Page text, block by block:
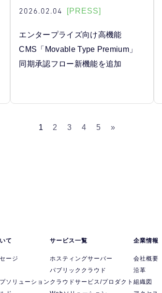
2026.02.04 [PRESS]
エンタープライズ向け高機能
CMS「Movable Type Premium」
同期承認フロー新機能を追加
1 2 3 4 5 »
て
ージ
ソリューション
サービス一覧
ホスティングサーバー
パブリッククラウド
クラウドサービス/プロダクト
企業情報
会社概要
沿革
組織図